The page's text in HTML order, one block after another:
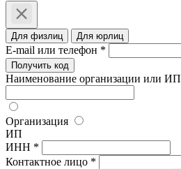
Для физлиц Для юрлиц
E-mail или телефон *
Получить код
Наименование организации или
Организация
ИП
ИНН *
Контактное лицо *